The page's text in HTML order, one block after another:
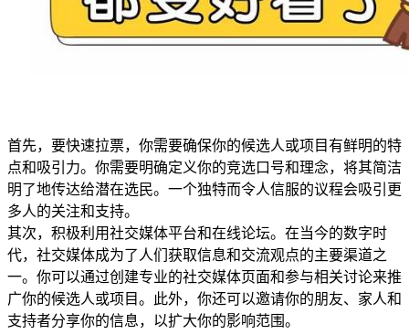
首先，要快速拉票，你需要确保你的候选人或项目有鲜明的特
点和吸引力。你需要明确定义你的竞选口号和理念，将其简洁
明了地传达给潜在选民。一个独特而令人信服的议程会吸引更
多人的关注和支持。
其次，积极利用社交媒体平台和在线论坛。在当今的数字时
代，社交媒体成为了人们获取信息和交流观点的主要渠道之
一。你可以通过创建专业的社交媒体页面和参与相关讨论来推
广你的候选人或项目。此外，你还可以邀请你的朋友、家人和
支持者分享你的信息，以扩大你的影响范围。